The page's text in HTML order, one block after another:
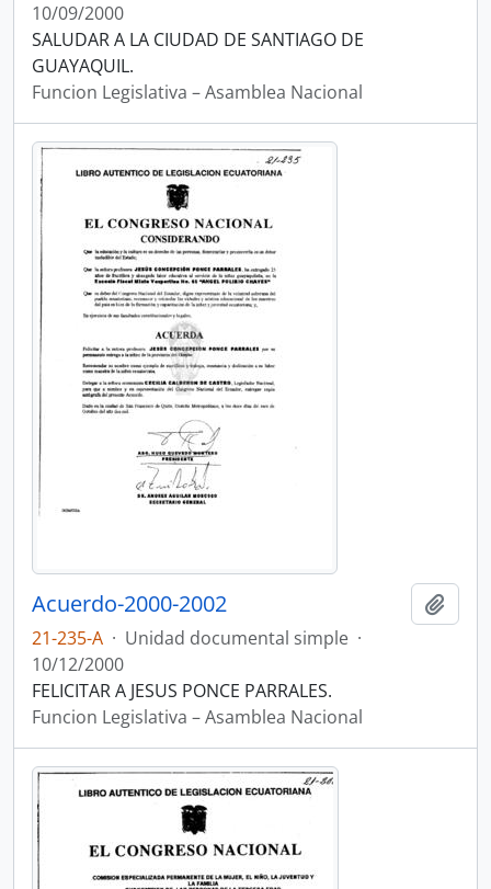
10/09/2000
SALUDAR A LA CIUDAD DE SANTIAGO DE
GUAYAQUIL.
Funcion Legislativa – Asamblea Nacional
Acuerdo-2000-2002
21-235-A · Unidad documental simple ·
10/12/2000
FELICITAR A JESUS PONCE PARRALES.
Funcion Legislativa – Asamblea Nacional